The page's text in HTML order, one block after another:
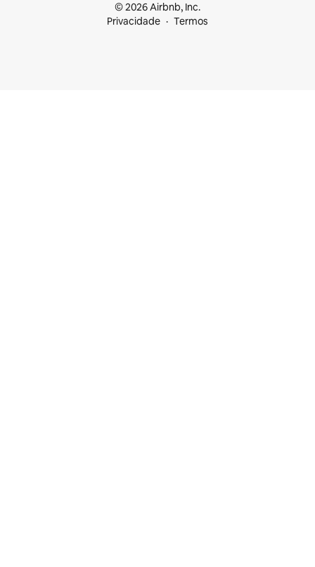
© 2026 Airbnb, Inc.
Privacidade
Termos